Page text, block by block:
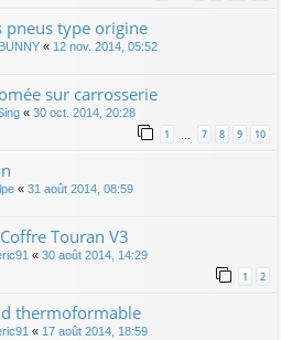
pneus type origine
« 12 nov. 2014, 05:52
sur carrosserie
« 30 oct. 2014, 20:28
1 … 7 8 9 10
« 31 août 2014, 08:59
Touran V3
« 30 août 2014, 14:29
1 2
thermoformable
« 17 août 2014, 18:59